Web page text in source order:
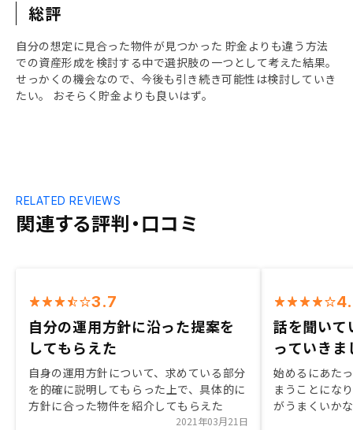
総評
自分の想定に見合った物件が見つかった 貯金よりも違う方法
での資産形成を検討する中で選択肢の一つとして考えた結果。
せっかくの機会なので、今後も引き続き可能性は検討していき
たい。 おそらく貯金よりも良いはず。
関連する評判・口コミ
RELATED REVIEWS
3.7
自分の運用方針に沿った提案を
してもらえた
自身の運用方針について、求めている部分
を的確に説明してもらった上で、具体的に
方針に合った物件を紹介してもらえた
2021年03月21日
話を聞いて
っていきま
始めるにあた
まうことにな
がうまくいか